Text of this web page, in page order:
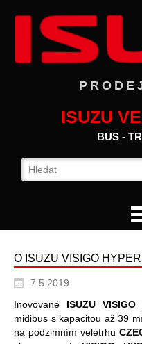
ISUZU
BUS -
O ISUZU VISIGO
7.5.2019
Inovované ISUZU VISIGO
midibus s kapacitou až 39
na podzimním veletrhu